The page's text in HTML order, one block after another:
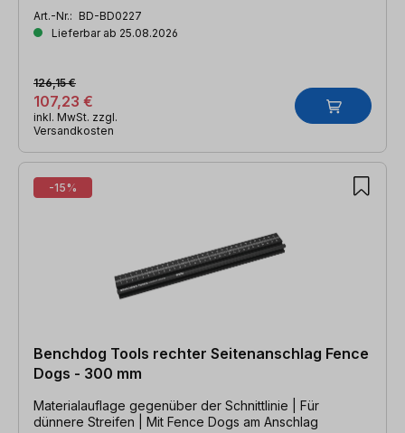
Art.-Nr.: BD-BD0227
Lieferbar ab 25.08.2026
107,23 €
126,15 €
inkl. MwSt. zzgl.
Versandkosten
-15%
Benchdog Tools rechter Seitenanschlag Fence
Dogs - 300 mm
Materialauflage gegenüber der Schnittlinie | Für
dünnere Streifen | Mit Fence Dogs am Anschlag